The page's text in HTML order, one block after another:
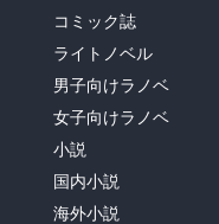
コミック誌
ライトノベル
男子向けラノベ
女子向けラノベ
小説
国内小説
海外小説